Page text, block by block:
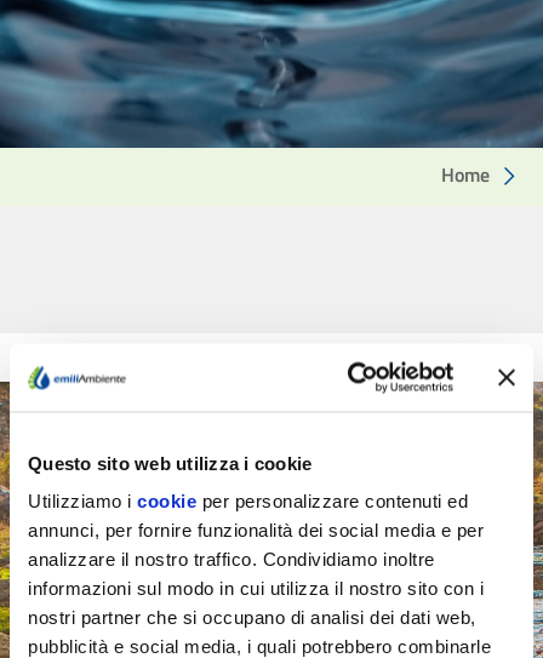
Questo sito web utilizza i cookie
Utilizziamo i cookie per personalizzare contenuti ed
annunci, per fornire funzionalità dei social media e per
analizzare il nostro traffico. Condividiamo inoltre
informazioni sul modo in cui utilizza il nostro sito con i
nostri partner che si occupano di analisi dei dati web,
pubblicità e social media, i quali potrebbero combinarle
Home